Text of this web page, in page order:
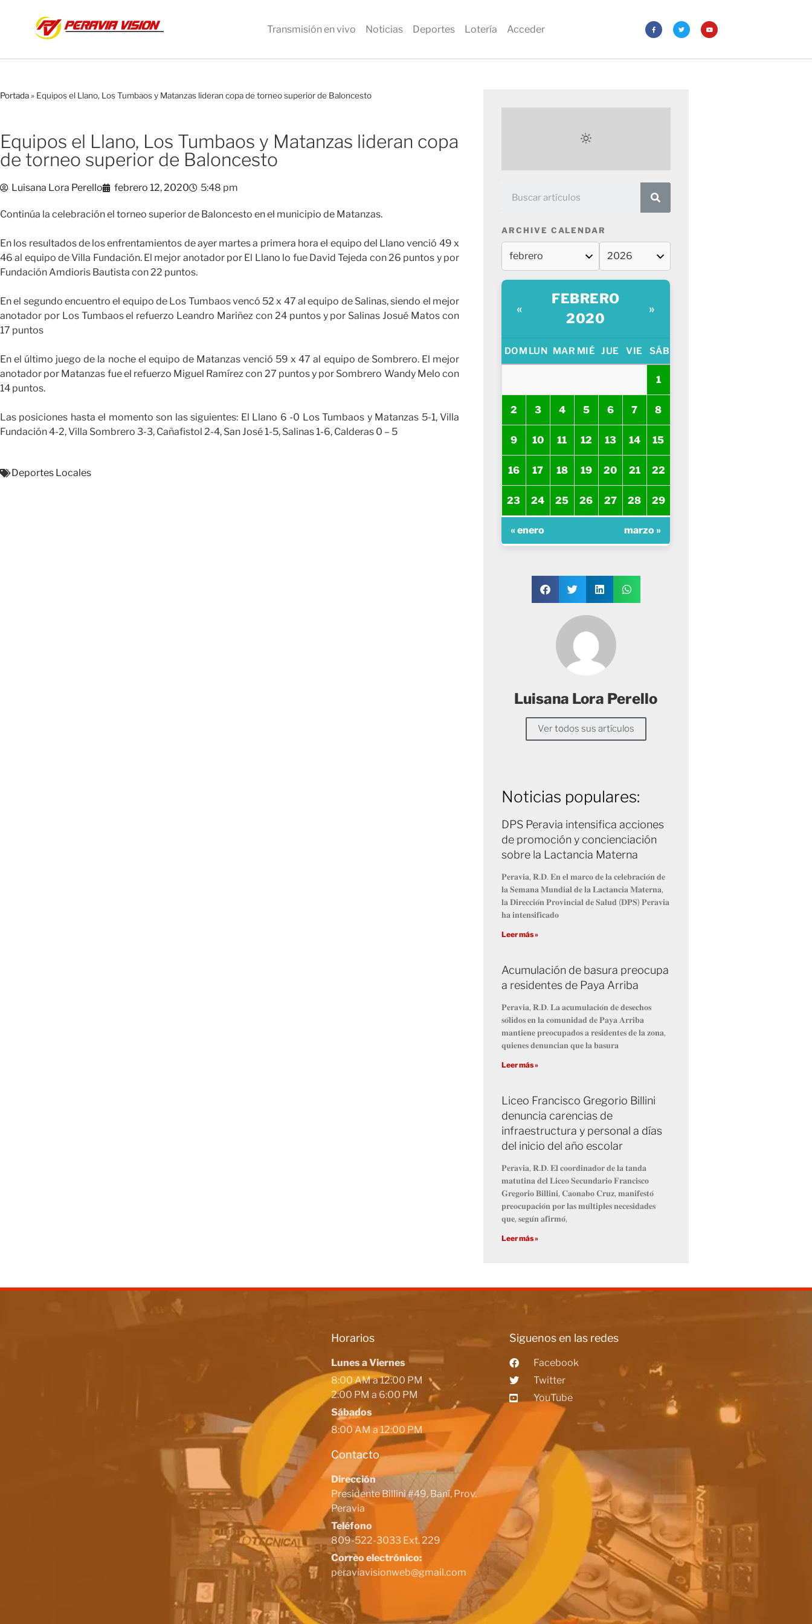
Transmisión en vivo Noticias Deportes Lotería Acceder
Portada» Equipos el Llano, Los Tumbaos y Matanzas lideran copa de torneo superior de Baloncesto
Equipos el Llano, Los Tumbaos y Matanzas lideran copa
de torneo superior de Baloncesto
Luisana Lora Perello febrero 12, 2020 5:48 pm
Continúa la celebración el torneo superior de Baloncesto en el municipio de Matanzas.
En los resultados de los enfrentamientos de ayer martes a primera hora el equipo del Llano venció 49 x
46 al equipo de Villa Fundación. El mejor anotador por El Llano lo fue David Tejeda con 26 puntos y por
Fundación Amdioris Bautista con 22 puntos.
En el segundo encuentro el equipo de Los Tumbaos vencó 52 x 47 al equipo de Salinas, siendo el mejor
anotador por Los Tumbaos el refuerzo Leandro Mariñez con 24 puntos y por Salinas Josué Matos con
17 puntos
En el último juego de la noche el equipo de Matanzas venció 59 x 47 al equipo de Sombrero. El mejor
anotador por Matanzas fue el refuerzo Miguel Ramírez con 27 puntos y por Sombrero Wandy Melo con
14 puntos.
Las posiciones hasta el momento son las siguientes: El Llano 6 -0 Los Tumbaos y Matanzas 5-1, Villa
Fundación 4-2, Villa Sombrero 3-3, Cañafistol 2-4, San José 1-5, Salinas 1-6, Calderas 0 – 5
Deportes Locales
ARCHIVE CALENDAR
«
FEBRERO
2020
»
DOM LUN MAR MIÉ JUE VIE SÁB
1
2 3 4 5 6 7 8
9 10 11 12 13 14 15
16 17 18 19 20 21 22
23 24 25 26 27 28 29
« enero marzo »
Luisana Lora Perello
Ver todos sus artículos
Noticias populares:
DPS Peravia intensifica acciones
de promoción y concienciación
sobre la Lactancia Materna
𝐏𝐞𝐫𝐚𝐯𝐢𝐚, 𝐑.𝐃. 𝐄𝐧 𝐞𝐥 𝐦𝐚𝐫𝐜𝐨 𝐝𝐞 𝐥𝐚 𝐜𝐞𝐥𝐞𝐛𝐫𝐚𝐜𝐢𝐨́𝐧 𝐝𝐞
𝐥𝐚 𝐒𝐞𝐦𝐚𝐧𝐚 𝐌𝐮𝐧𝐝𝐢𝐚𝐥 𝐝𝐞 𝐥𝐚 𝐋𝐚𝐜𝐭𝐚𝐧𝐜𝐢𝐚 𝐌𝐚𝐭𝐞𝐫𝐧𝐚,
𝐥𝐚 𝐃𝐢𝐫𝐞𝐜𝐜𝐢𝐨́𝐧 𝐏𝐫𝐨𝐯𝐢𝐧𝐜𝐢𝐚𝐥 𝐝𝐞 𝐒𝐚𝐥𝐮𝐝 (𝐃𝐏𝐒) 𝐏𝐞𝐫𝐚𝐯𝐢𝐚
𝐡𝐚 𝐢𝐧𝐭𝐞𝐧𝐬𝐢𝐟𝐢𝐜𝐚𝐝𝐨
Leer más »
Acumulación de basura preocupa
a residentes de Paya Arriba
𝐏𝐞𝐫𝐚𝐯𝐢𝐚, 𝐑.𝐃. 𝐋𝐚 𝐚𝐜𝐮𝐦𝐮𝐥𝐚𝐜𝐢𝐨́𝐧 𝐝𝐞 𝐝𝐞𝐬𝐞𝐜𝐡𝐨𝐬
𝐬𝐨́𝐥𝐢𝐝𝐨𝐬 𝐞𝐧 𝐥𝐚 𝐜𝐨𝐦𝐮𝐧𝐢𝐝𝐚𝐝 𝐝𝐞 𝐏𝐚𝐲𝐚 𝐀𝐫𝐫𝐢𝐛𝐚
𝐦𝐚𝐧𝐭𝐢𝐞𝐧𝐞 𝐩𝐫𝐞𝐨𝐜𝐮𝐩𝐚𝐝𝐨𝐬 𝐚 𝐫𝐞𝐬𝐢𝐝𝐞𝐧𝐭𝐞𝐬 𝐝𝐞 𝐥𝐚 𝐳𝐨𝐧𝐚,
𝐪𝐮𝐢𝐞𝐧𝐞𝐬 𝐝𝐞𝐧𝐮𝐧𝐜𝐢𝐚𝐧 𝐪𝐮𝐞 𝐥𝐚 𝐛𝐚𝐬𝐮𝐫𝐚
Leer más »
Liceo Francisco Gregorio Billini
denuncia carencias de
infraestructura y personal a días
del inicio del año escolar
𝐏𝐞𝐫𝐚𝐯𝐢𝐚, 𝐑.𝐃. 𝐄𝐥 𝐜𝐨𝐨𝐫𝐝𝐢𝐧𝐚𝐝𝐨𝐫 𝐝𝐞 𝐥𝐚 𝐭𝐚𝐧𝐝𝐚
𝐦𝐚𝐭𝐮𝐭𝐢𝐧𝐚 𝐝𝐞𝐥 𝐋𝐢𝐜𝐞𝐨 𝐒𝐞𝐜𝐮𝐧𝐝𝐚𝐫𝐢𝐨 𝐅𝐫𝐚𝐧𝐜𝐢𝐬𝐜𝐨
𝐆𝐫𝐞𝐠𝐨𝐫𝐢𝐨 𝐁𝐢𝐥𝐥𝐢𝐧𝐢, 𝐂𝐚𝐨𝐧𝐚𝐛𝐨 𝐂𝐫𝐮𝐳, 𝐦𝐚𝐧𝐢𝐟𝐞𝐬𝐭𝐨́
𝐩𝐫𝐞𝐨𝐜𝐮𝐩𝐚𝐜𝐢𝐨́𝐧 𝐩𝐨𝐫 𝐥𝐚𝐬 𝐦𝐮́𝐥𝐭𝐢𝐩𝐥𝐞𝐬 𝐧𝐞𝐜𝐞𝐬𝐢𝐝𝐚𝐝𝐞𝐬
𝐪𝐮𝐞, 𝐬𝐞𝐠𝐮́𝐧 𝐚𝐟𝐢𝐫𝐦𝐨́,
Leer más »
Horarios
Lunes a Viernes
8:00 AM a 12:00 PM
2:00 PM a 6:00 PM
Sábados
8:00 AM a 12:00 PM
Contacto
Dirección
Presidente Billini #49, Baní, Prov.
Peravia
Teléfono
809-522-3033 Ext. 229
Correo electrónico:
peraviavisionweb@gmail.com
Siguenos en las redes
Facebook
Twitter
YouTube